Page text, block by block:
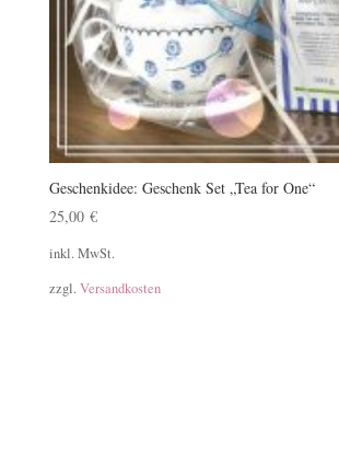
Geschenkidee: Geschenk Set „Tea for One“
25,00 €
inkl. MwSt.
zzgl. Versandkosten